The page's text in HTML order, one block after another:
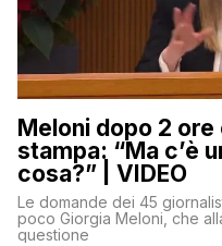
Meloni dopo 2
stampa: “Ma c’è
cosa?” | VIDEO
Le domande dei 45
poco Giorgia Meloni, che
questione